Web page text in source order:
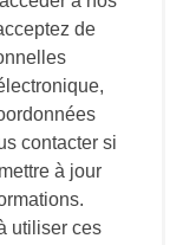
de
contacter si
à jour
utiliser ces